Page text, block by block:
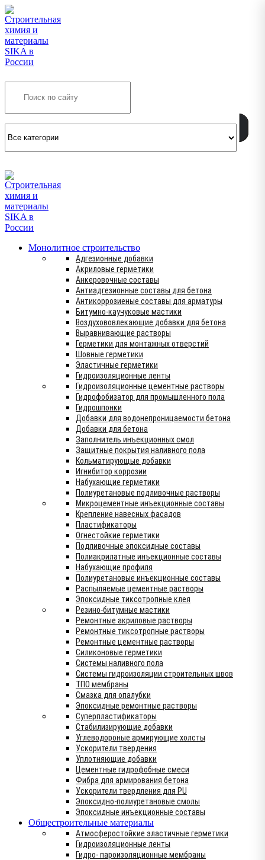
Монолитное строительство
Адгезионные добавки
Акриловые герметики
Анкеровочные составы
Антиадгезионные составы для бетона
Антикоррозиеные составы для арматуры
Битумно-каучуковые мастики
Воздухововлекающие добавки для бетона
Выравнивающие растворы
Герметики для монтажных отверстий
Шовные герметики
Эластичные герметики
Гидроизоляционные ленты
Гидроизоляционные цементные растворы
Гидрофобизатор для промышленного пола
Гидрошпонки
Добавки для водонепроницаемости бетона
Добавки для бетона
Заполнитель инъекционных смол
Защитные покрытия наливного пола
Кольматирующые добавки
Игнибитор коррозии
Набухающие герметики
Полиуретановые подливочные растворы
Микроцементные инъекционные составы
Крепление навесных фасадов
Пластификаторы
Огнестойкие герметики
Подливочные эпоксидные составы
Полиакрилатные инъекционные составы
Набухающие профиля
Полиуретановые инъекционные составы
Распыляемые цементные растворы
Эпоксидные тиксотропные клея
Резино-битумные мастики
Ремонтные акриловые растворы
Ремонтные тиксотропные растворы
Ремонтные цементные растворы
Силиконовые герметики
Системы наливного пола
Системы гидроизоляции строительных швов
ТПО мембраны
Смазка для опалубки
Эпоксидные ремонтные растворы
Суперпластификаторы
Стабилизирующие добавки
Углеводороные армирующие холсты
Ускорители твердения
Уплотняющие добавки
Цементные гидрофобные смеси
Фибра для армирования бетона
Ускорители твердления для PU
Эпоксидно-полиуретановые смолы
Эпоксидные инъекционные составы
Общестроительные материалы
Атмосферостойкие эластичные герметики
Гидроизоляционные ленты
Гидро- пароизоляционные мембраны